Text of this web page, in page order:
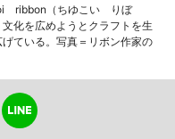
ribbon（ちゆこい りぼ
化を広めようとクラフトを生
ている。写真＝リボン作家の